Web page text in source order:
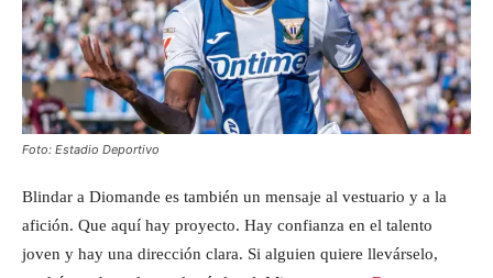
Foto: Estadio Deportivo
Blindar a Diomande es también un mensaje al vestuario y a la
afición. Que aquí hay proyecto. Hay confianza en el talento
joven y hay una dirección clara. Si alguien quiere llevárselo,